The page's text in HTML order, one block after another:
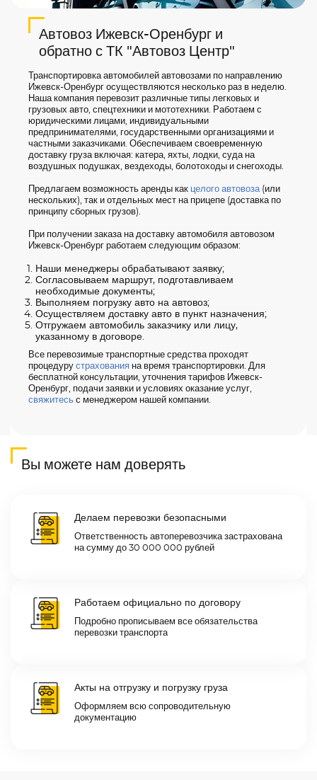
Автовоз Ижевск-Оренбург и
обратно с ТК "Автовоз Центр"
Транспортировка автомобилей автовозами по направлению
Ижевск-Оренбург осуществляются несколько раз в неделю.
Наша компания перевозит различные типы легковых и
грузовых авто, спецтехники и мототехники. Работаем с
юридическими лицами, индивидуальными
предпринимателями, государственными организациями и
частными заказчиками. Обеспечиваем своевременную
доставку груза включая: катера, яхты, лодки, суда на
воздушных подушках, вездеходы, болотоходы и снегоходы.
Предлагаем возможность аренды как целого автовоза(или
нескольких), так и отдельных мест на прицепе (доставка по
принципу сборных грузов).
При получении заказа на доставку автомобиля автовозом
Ижевск-Оренбург работаем следующим образом:
Наши менеджеры обрабатывают заявку;
Согласовываем маршрут, подготавливаем
необходимые документы;
Выполняем погрузку авто на автовоз;
Осуществляем доставку авто в пункт назначения;
Отгружаем автомобиль заказчику или лицу,
указанному в договоре.
Все перевозимые транспортные средства проходят
процедуру страхования на время транспортировки. Для
бесплатной консультации, уточнения тарифов Ижевск-
Оренбург, подачи заявки и условиях оказание услуг,
свяжитесь с менеджером нашей компании.
Вы можете нам доверять
Делаем перевозки безопасными
Ответственность автоперевозчика застрахована
на сумму до 30 000 000 рублей
Работаем официально по договору
Подробно прописываем все обязательства
перевозки транспорта
Акты на отгрузку и погрузку груза
Оформляем всю сопроводительную
документацию